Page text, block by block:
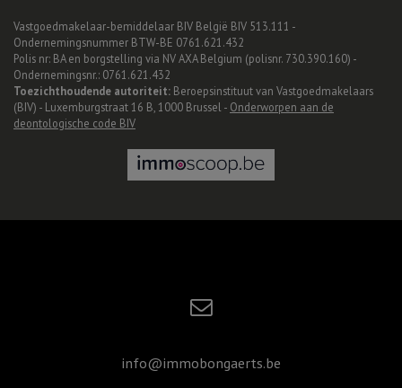
Vastgoedmakelaar-bemiddelaar BIV België BIV 513.111 -
Ondernemingsnummer BTW-BE 0761.621.432
Polis nr: BA en borgstelling via NV AXA Belgium (polisnr. 730.390.160) -
Ondernemingsnr.: 0761.621.432
Toezichthoudende autoriteit: Beroepsinstituut van Vastgoedmakelaars
(BIV) - Luxemburgstraat 16 B, 1000 Brussel - Onderworpen aan de
deontologische code BIV
info@immobongaerts.be